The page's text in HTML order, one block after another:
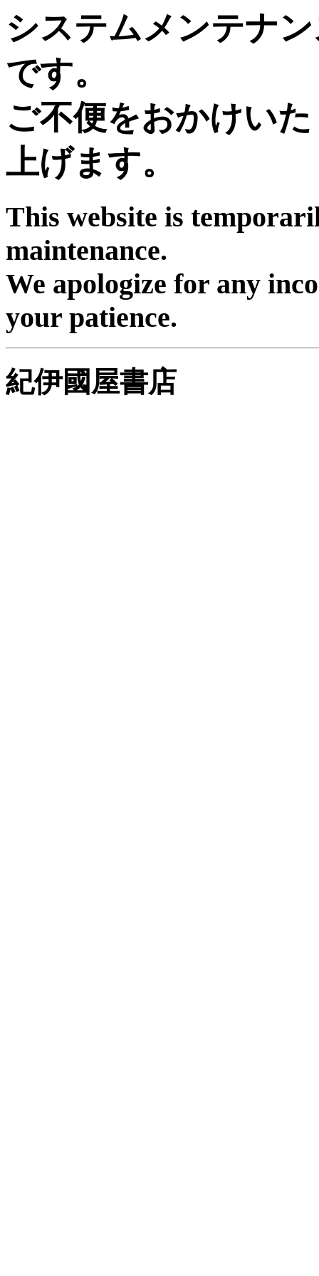
システムメンテナ
です。
ご不便をおかけい
上げます。
This website is
maintenance.
We apologize for any
your patience.
紀伊國屋書店